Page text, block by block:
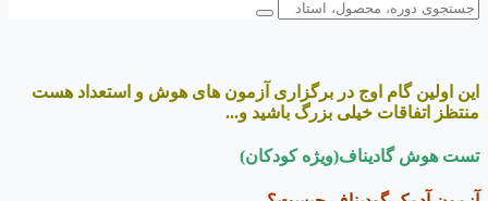
این اولین گام اوج در برگزاری آزمون های هوش و استعداد هست
منتظز اتفاقات خیلی بزرگ باشید و...
تست هوش گادیناف(ویژه کودکان)